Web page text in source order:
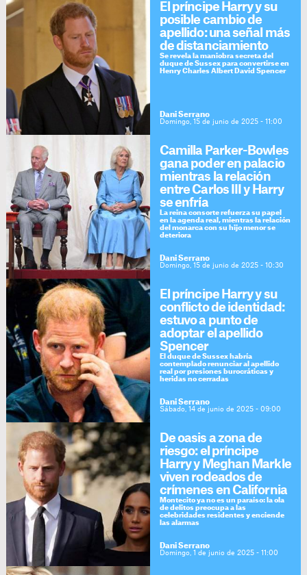
El príncipe Harry y su
posible cambio de
apellido: una señal más
de distanciamiento
Se revela la maniobra secreta del
duque de Sussex para convertirse en
Henry Charles Albert David Spencer
Dani Serrano
Domingo, 15 de junio de 2025 - 11:00
Camilla Parker-Bowles
gana poder en palacio
mientras la relación
entre Carlos III y Harry
se enfría
La reina consorte refuerza su papel
en la agenda real, mientras la relación
del monarca con su hijo menor se
deteriora
Dani Serrano
Domingo, 15 de junio de 2025 - 10:30
El príncipe Harry y su
conflicto de identidad:
estuvo a punto de
adoptar el apellido
Spencer
El duque de Sussex habría
contemplado renunciar al apellido
real por presiones burocráticas y
heridas no cerradas
Dani Serrano
Sábado, 14 de junio de 2025 - 09:00
De oasis a zona de
riesgo: el príncipe
Harry y Meghan Markle
viven rodeados de
crímenes en California
Montecito ya no es un paraíso: la ola
de delitos preocupa a las
celebridades residentes y enciende
las alarmas
Dani Serrano
Domingo, 1 de junio de 2025 - 11:00